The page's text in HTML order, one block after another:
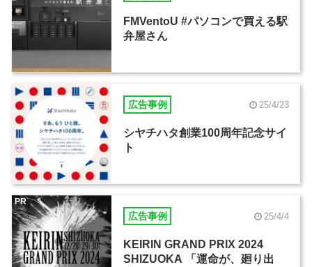
FMVentoU #パソコンで買える駅
弁屋さん
広告事例 25/4/23
シヤチハタ創業100周年記念サイ
ト
広告事例 25/4/4
KEIRIN GRAND PRIX 2024
SHIZUOKA 「運命が、廻り出
PR